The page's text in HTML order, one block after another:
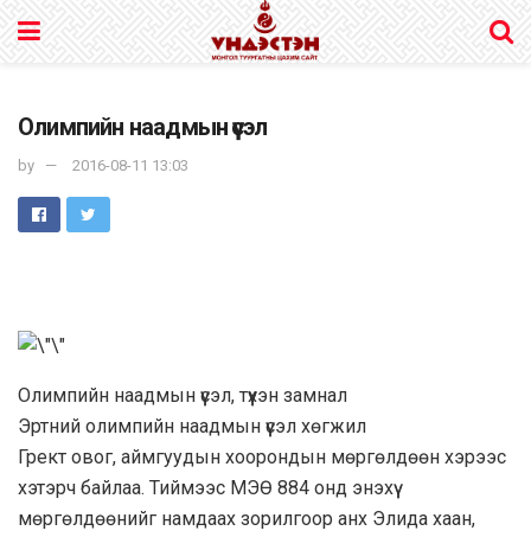
Олимпийн наадмын үүсэл
by 2016-08-11 13:03
Олимпийн наадмын үүсэл, түүхэн замнал
Эртний олимпийн наадмын үүсэл хөгжил
Грект овог, аймгуудын хоорондын мөргөлдөөн хэрээс
хэтэрч байлаа. Тиймээс МЭӨ 884 онд энэхүү
мөргөлдөөнийг намдаах зорилгоор анх Элида хаан,